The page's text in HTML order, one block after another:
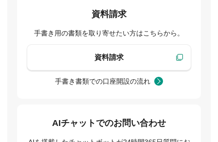
資料請求
手書き用の書類を取り寄せたい方はこちらから。
資料請求
手書き書類での口座開設の流れ
AIチャットでのお問い合わせ